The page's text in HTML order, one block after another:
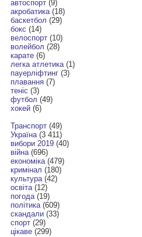
автоспорт(9)
акробатика(18)
баскетбол (29)
бокс (14)
велоспорт(10)
волейбол (28)
карате(6)
легка атлетика(1)
пауерліфтинг(3)
плавання(7)
теніс (3)
футбол (49)
хокей(6)
Транспорт(49)
Україна(3 411)
вибори 2019(40)
війна(696)
економіка(479)
кримінал (180)
культура(42)
освіта(12)
погода(19)
політика(609)
скандали(33)
спорт(29)
цікаве(299)